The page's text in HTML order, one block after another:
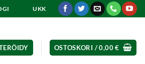
UKK
OSTOSKORI /0,00€